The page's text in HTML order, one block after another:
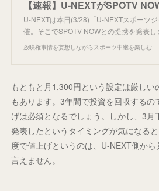
U-NEXTは本日(3/28)「U-NEXTスポーツ
催。そこでSPOTV NOWとの提携を発表し
放映権事情を妄想しながらスポーツ中継を楽しむ
もともと月1,300円という設定は厳しい
もあります。3年間で投資を回収するの
げは必須となるでしょう。しかし、3月
発表したというタイミングが気になる
度で値上げというのは、U-NEXT側か
言えません。